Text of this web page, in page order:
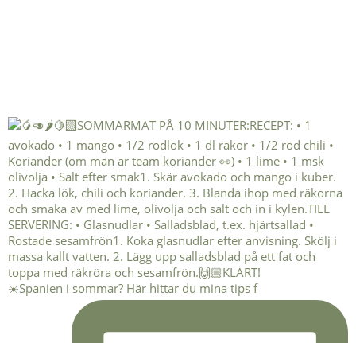
☀️Spanien i sommar? Här hittar du mina tips f